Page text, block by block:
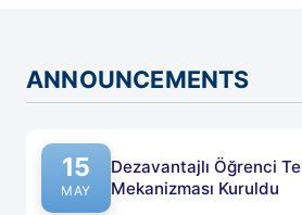
ANNOUNCEMENTS
Published on: 15 Mayıs 2026
15
MAY
Dezavantajlı Öğrenci
Mekanizması Kuruldu